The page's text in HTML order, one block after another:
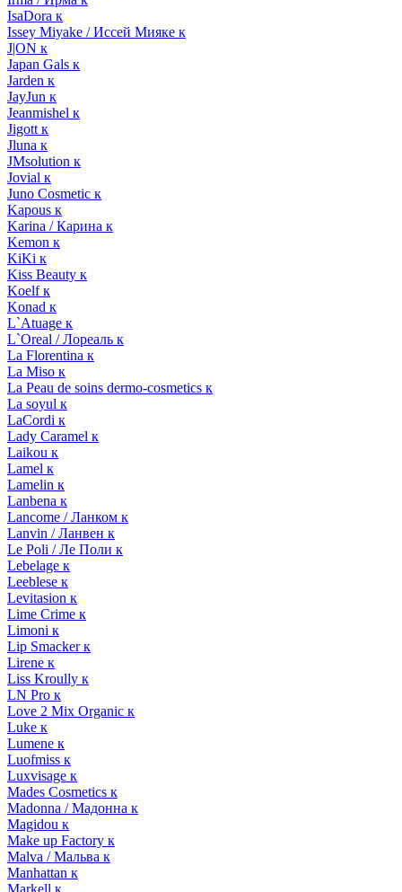
IsaDora к
Issey Miyake / Иссей Мияке к
J|ON к
Japan Gals к
Jarden к
JayJun к
Jeanmishel к
Jigott к
Jluna к
JMsolution к
Jovial к
Juno Cosmetic к
Kapous к
Karina / Карина к
Kemon к
KiKi к
Kiss Beauty к
Koelf к
Konad к
L`Atuage к
L`Oreal / Лореаль к
La Florentina к
La Miso к
La Peau de soins dermo-cosmetics к
La soyul к
LaCordi к
Lady Caramel к
Laikou к
Lamel к
Lamelin к
Lanbena к
Lancome / Ланком к
Lanvin / Ланвен к
Le Poli / Ле Поли к
Lebelage к
Leeblese к
Levitasion к
Lime Crime к
Limoni к
Lip Smacker к
Lirene к
Liss Kroully к
LN Pro к
Love 2 Mix Organic к
Luke к
Lumene к
Luofmiss к
Luxvisage к
Mades Cosmetics к
Madonna / Мадонна к
Magidou к
Make up Factory к
Malva / Мальва к
Manhattan к
Markell к